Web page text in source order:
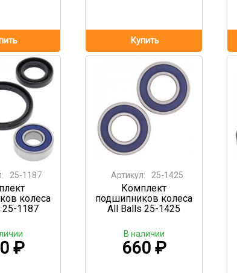
25-1187
колеса
25-1187
₽
Артикул: 25-1425
Комплект
подшипников колеса
All Balls 25-1425
660 ₽
В наличии